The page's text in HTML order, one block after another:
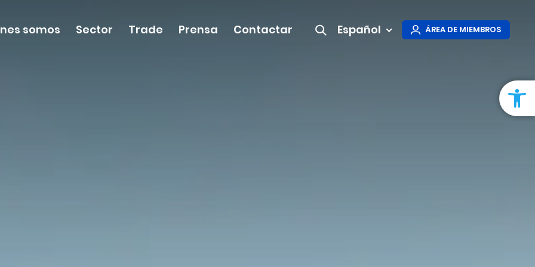
Abrir
somos Sector Trade Prensa Contactar Español ÁREA DE MIEMBROS